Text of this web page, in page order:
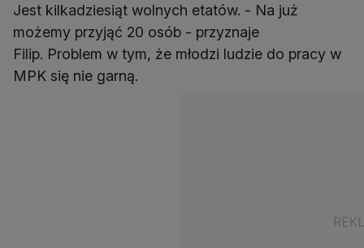
Jest kilkadziesiąt wolnych etatów. - Na już
możemy przyjąć 20 osób - przyznaje
Filip. Problem w tym, że młodzi ludzie do pracy w
MPK się nie garną.